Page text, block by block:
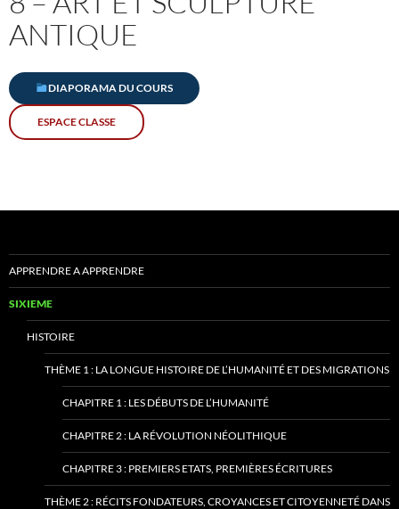
ANTIQUE
DIAPORAMA DU COURS
ESPACE CLASSE
APPRENDRE A APPRENDRE
SIXIEME
HISTOIRE
THÈME 1 : LA LONGUE HISTOIRE DE L’HUMANITÉ ET DES MIGRATIONS
CHAPITRE 1 : LES DÉBUTS DE L’HUMANITÉ
CHAPITRE 2 : LA RÉVOLUTION NÉOLITHIQUE
CHAPITRE 3 : PREMIERS ETATS, PREMIÈRES ÉCRITURES
THÈME 2 : RÉCITS FONDATEURS, CROYANCES ET CITOYENNETÉ DANS